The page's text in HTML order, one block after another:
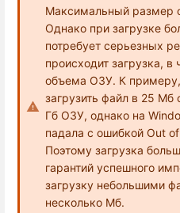
Максимальный размер
Однако при загрузке
потребует серьезных
происходит загрузка,
объема ОЗУ. К примеру,
загрузить файл в 25
Гб ОЗУ, однако на
падала с ошибкой Out
Поэтому загрузка
гарантий успешного
загрузку небольшими
несколько Мб.